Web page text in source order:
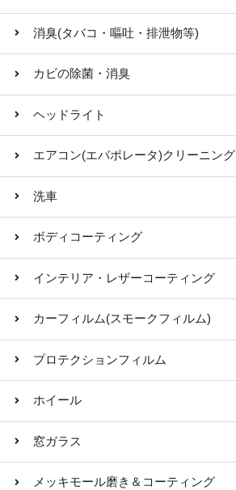
消臭(タバコ・嘔吐・排泄物等)
カビの除菌・消臭
ヘッドライト
エアコン(エバポレータ)クリーニング
洗車
ボディコーティング
インテリア・レザーコーティング
カーフィルム(スモークフィルム)
プロテクションフィルム
ホイール
窓ガラス
メッキモール磨き＆コーティング